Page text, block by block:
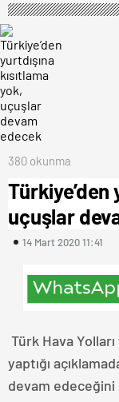
380 okunma
Türkiye’den
uçuşlar
14 Mart 2020 11:41
Türk Hava
yaptığı
devam edeceğini